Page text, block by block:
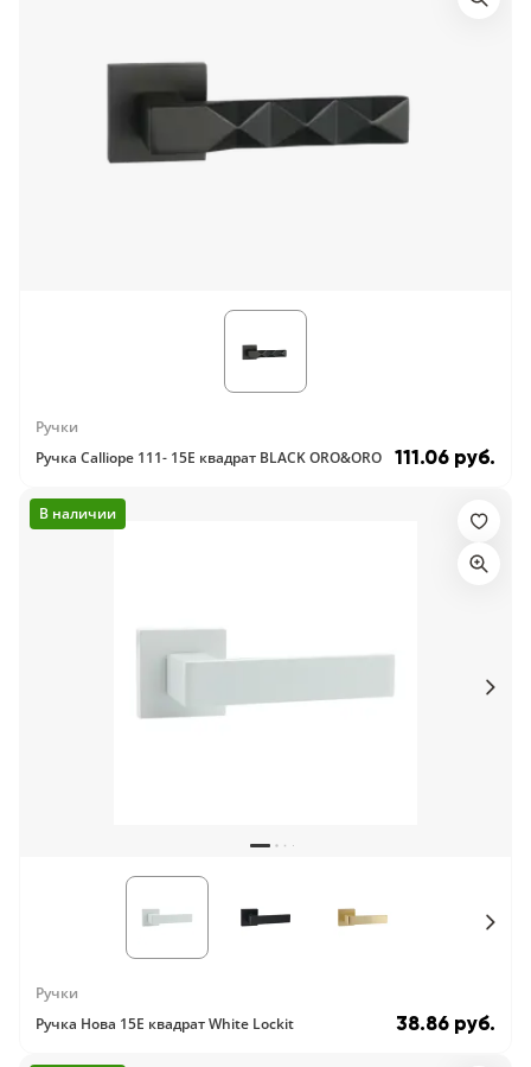
Ручки
Ручка Calliope 111- 15E квадрат BLACK ORO&ORO
111.06 руб.
В наличии
Ручки
Ручка Нова 15E квадрат White Lockit
38.86 руб.